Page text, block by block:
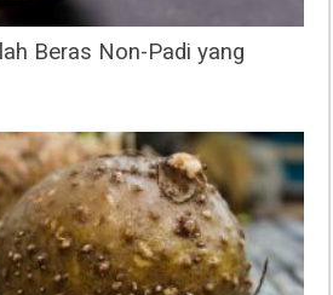
Beras Non-Padi yang